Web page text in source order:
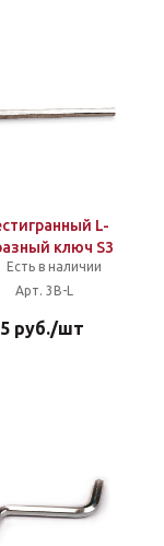
L-
ключ S3
Есть в наличии
Арт. 3B-L
5руб./шт